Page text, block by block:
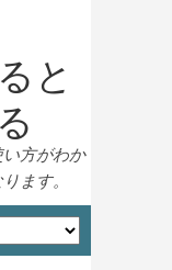
と
方がわか
ます。